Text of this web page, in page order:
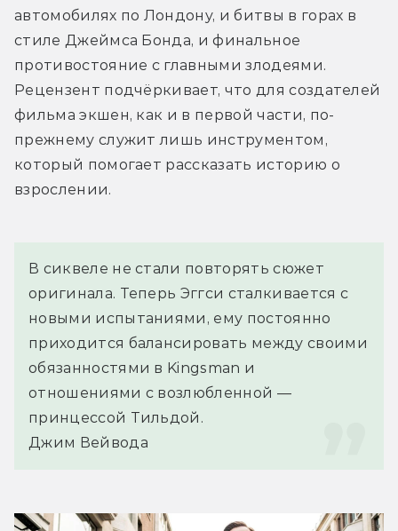
автомобилях по Лондону, и битвы в горах в
стиле Джеймса Бонда, и финальное
противостояние с главными злодеями.
Рецензент подчёркивает, что для создателей
фильма экшен, как и в первой части, по-
прежнему служит лишь инструментом,
который помогает рассказать историю о
взрослении.
В сиквеле не стали повторять сюжет
оригинала. Теперь Эггси сталкивается с
новыми испытаниями, ему постоянно
приходится балансировать между своими
обязанностями в Kingsman и
отношениями с возлюбленной —
принцессой Тильдой.
Джим Вейвода